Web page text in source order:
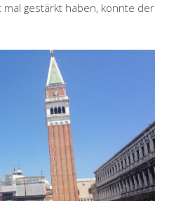
gestärkt haben, konnte der